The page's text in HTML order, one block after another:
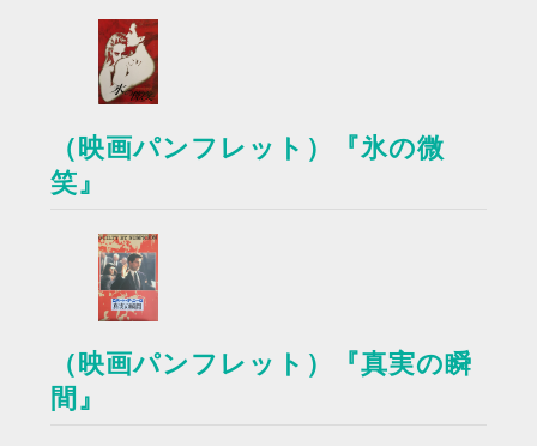
（映画パンフレット）『氷の微
笑』
（映画パンフレット）『真実の瞬
間』